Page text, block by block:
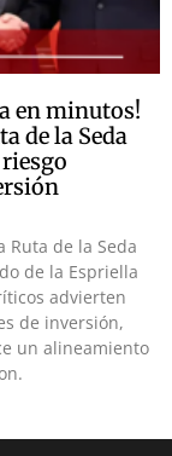
en minutos!
de la Seda
Ruta de la Seda
de la Espriella
advierten
de inversión,
un alineamiento